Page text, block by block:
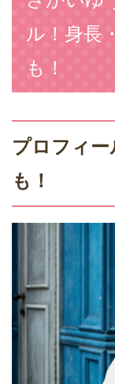
ル！身長
も！
プロフィ
も！